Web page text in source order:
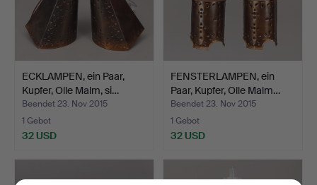
ECKLAMPEN, ein Paar,
Kupfer, Olle Malm, si…
Beendet 23. Nov 2015
1 Gebot
32 USD
FENSTERLAMPEN, ein
Paar, Kupfer, Olle Malm…
Beendet 23. Nov 2015
1 Gebot
32 USD